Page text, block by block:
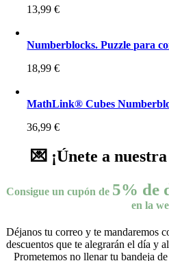
13,99€
Numberblocks. Puzzle para
18,99€
MathLink® Cubes
36,99€
💌 ¡Únete a
Consigue un cupón de 5% de
en la
Déjanos tu correo y te mandaremos
descuentos que te alegrarán el día y
Prometemos no llenar tu bandeja